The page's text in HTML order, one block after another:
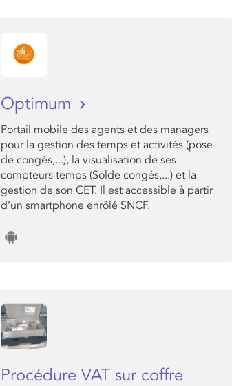
Optimum
Portail mobile des agents et des managers
pour la gestion des temps et activités (pose
de congés,...), la visualisation de ses
compteurs temps (Solde congés,...) et la
gestion de son CET. Il est accessible à partir
d’un smartphone enrôlé SNCF.
Procédure VAT sur coffre